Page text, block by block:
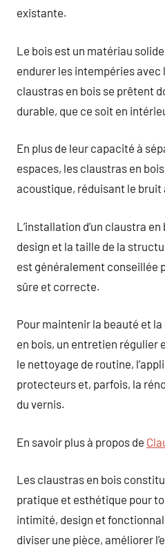
existante.
Le bois est un matériau
endurer les intempéries avec
claustras en bois se prêtent
durable, que ce soit en
En plus de leur capacité à
espaces, les claustras en
acoustique, réduisant le bruit
L’installation d’un claustra
design et la taille de la
est généralement conseillée
sûre et correcte.
Pour maintenir la beauté et
en bois, un entretien régulier
le nettoyage de routine,
protecteurs et, parfois, la
du vernis.
En savoir plus à propos de
Les claustras en bois
pratique et esthétique pour
intimité, design et
diviser une pièce, améliorer